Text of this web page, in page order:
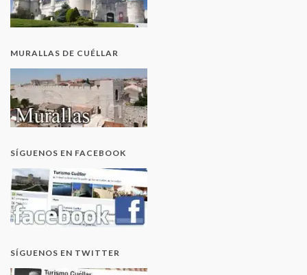
MURALLAS DE CUÉLLAR
SÍGUENOS EN FACEBOOK
SÍGUENOS EN TWITTER